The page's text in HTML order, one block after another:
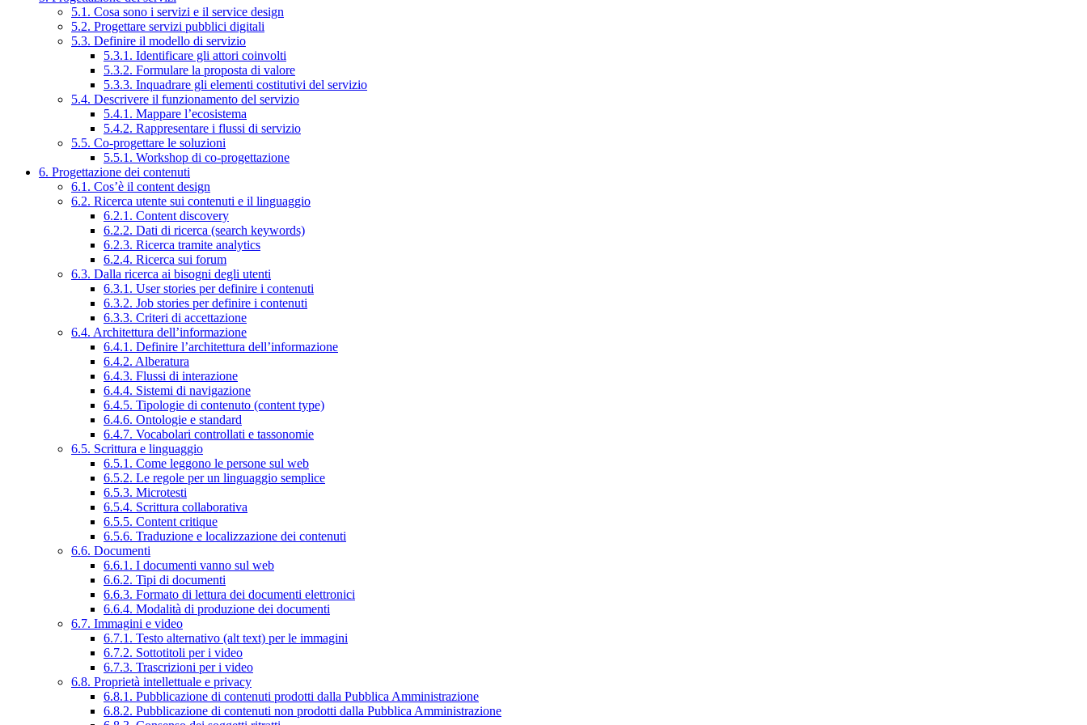
5.1. Cosa sono i servizi e il service design
5.2. Progettare servizi pubblici digitali
5.3. Definire il modello di servizio
5.3.1. Identificare gli attori coinvolti
5.3.2. Formulare la proposta di valore
5.3.3. Inquadrare gli elementi costitutivi del servizio
5.4. Descrivere il funzionamento del servizio
5.4.1. Mappare l’ecosistema
5.4.2. Rappresentare i flussi di servizio
5.5. Co-progettare le soluzioni
5.5.1. Workshop di co-progettazione
6. Progettazione dei contenuti
6.1. Cos’è il content design
6.2. Ricerca utente sui contenuti e il linguaggio
6.2.1. Content discovery
6.2.2. Dati di ricerca (search keywords)
6.2.3. Ricerca tramite analytics
6.2.4. Ricerca sui forum
6.3. Dalla ricerca ai bisogni degli utenti
6.3.1. User stories per definire i contenuti
6.3.2. Job stories per definire i contenuti
6.3.3. Criteri di accettazione
6.4. Architettura dell’informazione
6.4.1. Definire l’architettura dell’informazione
6.4.2. Alberatura
6.4.3. Flussi di interazione
6.4.4. Sistemi di navigazione
6.4.5. Tipologie di contenuto (content type)
6.4.6. Ontologie e standard
6.4.7. Vocabolari controllati e tassonomie
6.5. Scrittura e linguaggio
6.5.1. Come leggono le persone sul web
6.5.2. Le regole per un linguaggio semplice
6.5.3. Microtesti
6.5.4. Scrittura collaborativa
6.5.5. Content critique
6.5.6. Traduzione e localizzazione dei contenuti
6.6. Documenti
6.6.1. I documenti vanno sul web
6.6.2. Tipi di documenti
6.6.3. Formato di lettura dei documenti elettronici
6.6.4. Modalità di produzione dei documenti
6.7. Immagini e video
6.7.1. Testo alternativo (alt text) per le immagini
6.7.2. Sottotitoli per i video
6.7.3. Trascrizioni per i video
6.8. Proprietà intellettuale e privacy
6.8.1. Pubblicazione di contenuti prodotti dalla Pubblica Amministrazione
6.8.2. Pubblicazione di contenuti non prodotti dalla Pubblica Amministrazione